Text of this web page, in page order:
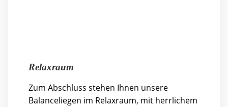
Relaxraum
Zum Abschluss stehen Ihnen unsere
Balanceliegen im Relaxraum, mit herrlichem